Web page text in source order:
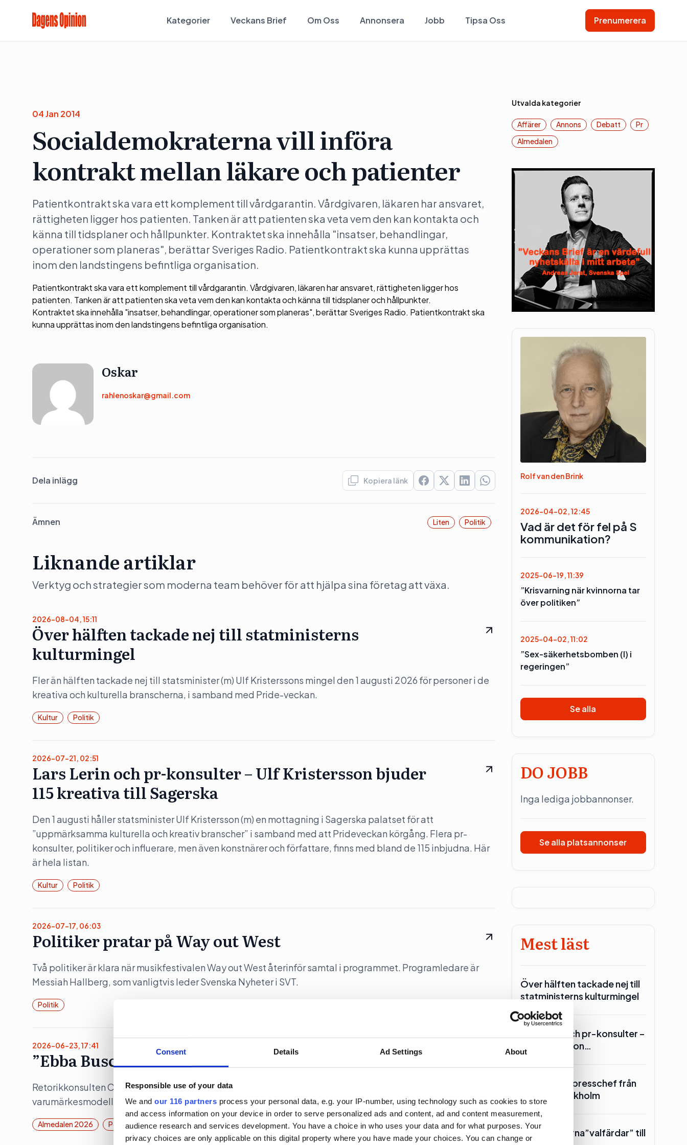
Consent Details Ad Settings About
Responsible use of your data
We and our 116 partners process your personal data, e.g. your IP-number, using technology such as cookies to store
and access information on your device in order to serve personalized ads and content, ad and content measurement,
audience research and services development. You have a choice in who uses your data and for what purposes. Your
privacy choices are only applicable on this digital property where you have made your choices. You can change or
Kategorier Veckans Brief Om Oss Annonsera Jobb Tipsa Oss Prenumerera
04 Jan 2014
Socialdemokraterna vill införa
kontrakt mellan läkare och patienter
Patientkontrakt ska vara ett komplement till vårdgarantin. Vårdgivaren, läkaren har ansvaret,
rättigheten ligger hos patienten. Tanken är att patienten ska veta vem den kan kontakta och
känna till tidsplaner och hållpunkter. Kontraktet ska innehålla "insatser, behandlingar,
operationer som planeras", berättar Sveriges Radio. Patientkontrakt ska kunna upprättas
inom den landstingens befintliga organisation.
Patientkontrakt ska vara ett komplement till vårdgarantin. Vårdgivaren, läkaren har ansvaret, rättigheten ligger hos
patienten. Tanken är att patienten ska veta vem den kan kontakta och känna till tidsplaner och hållpunkter.
Kontraktet ska innehålla "insatser, behandlingar, operationer som planeras", berättar Sveriges Radio. Patientkontrakt ska
kunna upprättas inom den landstingens befintliga organisation.
Oskar
rahlenoskar@gmail.com
Dela inlägg Kopiera länk
Ämnen Liten Politik
Liknande artiklar
Verktyg och strategier som moderna team behöver för att hjälpa sina företag att växa.
2026-08-04, 15:11
Över hälften tackade nej till statministerns
kulturmingel
Fler än hälften tackade nej till statsminister (m) Ulf Kristerssons mingel den 1 augusti 2026 för personer i de
kreativa och kulturella branscherna, i samband med Pride-veckan.
Kultur Politik
2026-07-21, 02:51
Lars Lerin och pr-konsulter – Ulf Kristersson bjuder
115 kreativa till Sagerska
Den 1 augusti håller statsminister Ulf Kristersson (m) en mottagning i Sagerska palatset för att
”uppmärksamma kulturella och kreativ branscher” i samband med att Prideveckan körgång. Flera pr-
konsulter, politiker och influerare, men även konstnärer och författare, finns med bland de 115 inbjudna. Här
är hela listan.
Kultur Politik
2026-07-17, 06:03
Politiker pratar på Way out West
Två politiker är klara när musikfestivalen Way out West återinför samtal i programmet. Programledare är
Messiah Hallberg, som vanligtvis leder Svenska Nyheter i SVT.
Politik
2026-06-23, 17:41
”Ebba Buschs Sverigedröm kräver hårdare auktoritet”
Retorikkonsulten Camilla Eriksson analyserar partiledartalen i Almedalen via sin proprietära
varumärkesmodell Field of Meaning. Först ut är KD-ledaren Ebba Busch tal.
Almedalen 2026 Politik
Utvalda kategorier
Affärer Annons Debatt
Pr
Almedalen
Rolf van den Brink
2026-04-02, 12:45
Vad är det för fel på S
kommunikation?
2025-06-19, 11:39
”Krisvarning när kvinnorna tar
över politiken”
2025-04-02, 11:02
”Sex-säkerhetsbomben (l) i
regeringen”
Se alla
DO JOBB
Inga lediga jobbannonser.
Se alla platsannonser
Mest läst
Över hälften tackade nej till
statministerns kulturmingel
Lars Lerin och pr-konsulter –
Ulf Kristersson…
SKR hämtar presschef från
Region Stockholm
Toppolitikerna”valfärdar” till